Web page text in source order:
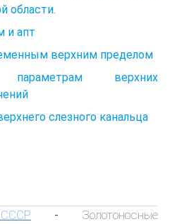
области.
и апт
верхним пределом
параметрам верхних
слезного канальца
- Золотоносные